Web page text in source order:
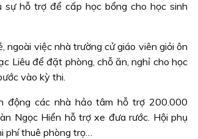
hỗ trợ để cấp học bổng cho học sinh
ngoài việc nhà trường cử giáo viên giỏi ôn
Liêu để đặt phòng, chỗ ăn, nghỉ cho học
vào kỳ thi.
động các nhà hảo tâm hỗ trợ 200.000
Ngọc Hiển hỗ trợ xe đưa rước. Hội phụ
phí thuê phòng trọ…